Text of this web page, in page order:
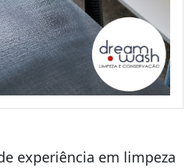
experiência em limpeza